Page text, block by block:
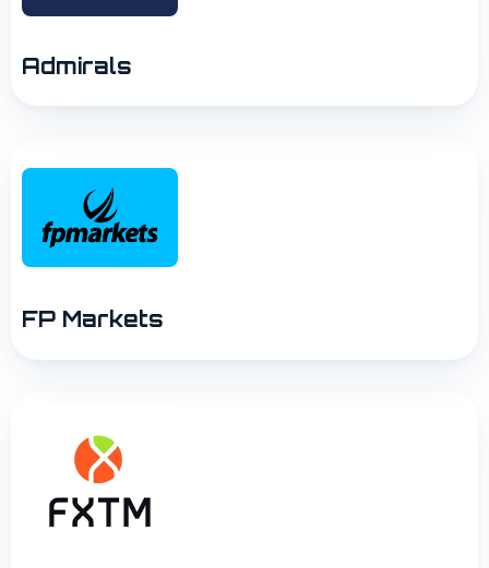
Admirals
FP Markets